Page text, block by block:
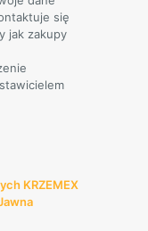
się
jak zakupy
KRZEMEX